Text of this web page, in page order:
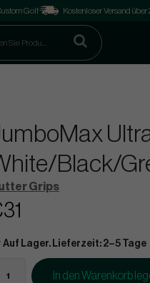
Golf Kostenloser Versand über
Black/
Grips
Auf Lager. Lieferzeit: 2–5 Tage
In den Warenkorb